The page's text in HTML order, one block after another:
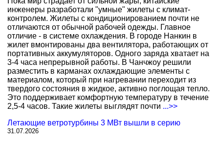
инженеры разработали "умные" жилеты с климат-
контролем. Жилеты с кондиционированием почти не
отличаются от обычной рабочей одежды. Главное
отличие - в системе охлаждения. В городе Нанкин в
жилет вмонтированы два вентилятора, работающих от
портативных аккумуляторов. Одного заряда хватает на
3-4 часа непрерывной работы. В Чанчжоу решили
разместить в карманах охлаждающие элементы с
материалом, который при нагревании переходит из
твердого состояния в жидкое, активно поглощая тепло.
Это поддерживает комфортную температуру в течение
2,5-4 часов. Такие жилеты выглядят почти ...>>
Летающие ветротурбины 3 МВт вышли в серию
31.07.2026